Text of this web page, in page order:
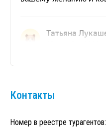
Контакты
Номер в реестре турагентов: